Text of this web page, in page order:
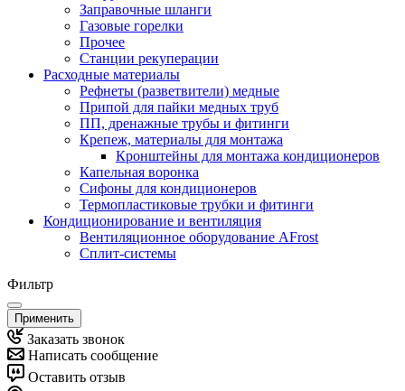
Заправочные шланги
Газовые горелки
Прочее
Станции рекуперации
Расходные материалы
Рефнеты (разветвители) медные
Припой для пайки медных труб
ПП, дренажные трубы и фитинги
Крепеж, материалы для монтажа
Кронштейны для монтажа кондиционеров
Капельная воронка
Сифоны для кондиционеров
Термопластиковые трубки и фитинги
Кондиционирование и вентиляция
Вентиляционное оборудование AFrost
Сплит-системы
Фильтр
Применить
Заказать звонок
Написать сообщение
Оставить отзыв